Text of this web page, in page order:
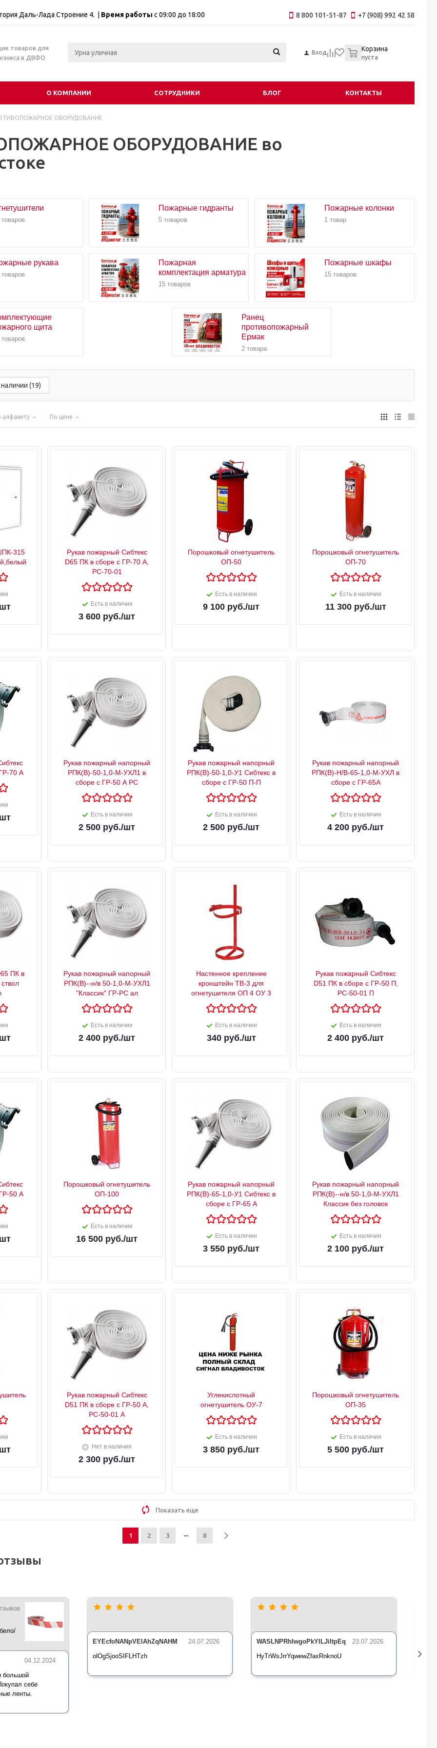
Даль-Лада Строение 4. | Время работы с 09:00 до 18:00 8 800 101-51-87 +7 (908) 992 42 58
товаров для
в ДВФО
Вход Корзина
пуста
О КОМПАНИИ СОТРУДНИКИ БЛОГ КОНТАКТЫ
ОБОРУДОВАНИЕ
ОБОРУДОВАНИЕ во
Пожарные гидранты
5 товаров
Пожарные колонки
1 товар
рукава
Пожарная
комплектация арматура
15 товаров
Пожарные шкафы
15 товаров
щита
товаров
Ранец
противопожарный
Ермак
2 товара
(19)
алфавиту По цене
315
Рукав пожарный Сибтекс
D65 ПК в сборе с ГР-70 А,
РС-70-01
Есть в наличии
3 600 руб./шт
Порошковый огнетушитель
ОП-50
Есть в наличии
9 100 руб./шт
Порошковый огнетушитель
ОП-70
Есть в наличии
11 300руб./шт
70 А
Рукав пожарный напорный
РПК(В)-50-1,0-М-УХЛ1 в
сборе с ГР-50 А РС
Есть в наличии
2 500 руб./шт
Рукав пожарный напорный
РПК(В)-50-1,0-У1 Сибтекс в
сборе с ГР-50 П-П
Есть в наличии
2 500 руб./шт
Рукав пожарный напорный
РПК(В)-Н/В-65-1,0-М-УХЛ в
сборе с ГР-65А
Есть в наличии
4 200 руб./шт
ПК в
Рукав пожарный напорный
РПК(В)--н/в 50-1,0-М-УХЛ1
"Классик" ГР-РС ал
Есть в наличии
2 400 руб./шт
Настенное крепление
кронштейн ТВ-3 для
огнетушителя ОП 4 ОУ 3
Есть в наличии
340руб./шт
Рукав пожарный Сибтекс
D51 ПК в сборе с ГР-50 П,
РС-50-01 П
Есть в наличии
2 400 руб./шт
50 А
Порошковый огнетушитель
ОП-100
Есть в наличии
16 500 руб./шт
Рукав пожарный напорный
РПК(В)-65-1,0-У1 Сибтекс в
сборе с ГР-65 А
Есть в наличии
3 550 руб./шт
Рукав пожарный напорный
РПК(В)--н/в 50-1,0-М-УХЛ1
Классик без головок
Есть в наличии
2 100 руб./шт
Рукав пожарный Сибтекс
D51 ПК в сборе с ГР-50 А,
РС-50-01 А
Нет в наличии
2 300 руб./шт
Углекислотный
огнетушитель ОУ-7
Есть в наличии
3 850 руб./шт
Порошковый огнетушитель
ОП-35
Есть в наличии
5 500 руб./шт
Показать еще
1 2 3 8
04.12.2024
большой
себе
ленты.
24.07.2026
EYEcfoNANpVElAhZqNAHM
olOgSjooSIFLHTzh
23.07.2026
WASLNPRhIwgoPkYILJiItpEq
HyTrWsJrrYqwewZfaxRnknoU